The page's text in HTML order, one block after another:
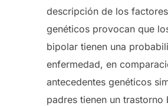
descripción de los
genéticos provocan que
bipolar tienen una
enfermedad, en
antecedentes genéticos
padres tienen un